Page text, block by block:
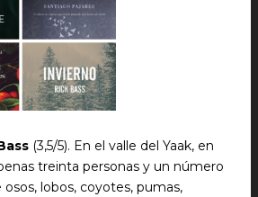
(3,5/5). En el valle del Yaak, en
treinta personas y un número
lobos, coyotes, pumas,